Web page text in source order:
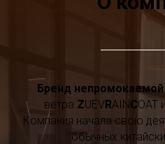
Бренд
ветра ZUEVRAINCOAT
Компания начала свою
обычных